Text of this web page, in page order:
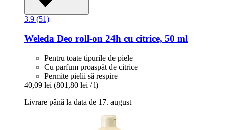
3.9 (51)
Weleda Deo roll-​on 24h cu citrice, 50 ml
Pentru toate tipurile de piele
Cu parfum proaspăt de citrice
Permite pielii să respire
40,09 lei (801,80 lei / l)
Livrare până la data de 17. august